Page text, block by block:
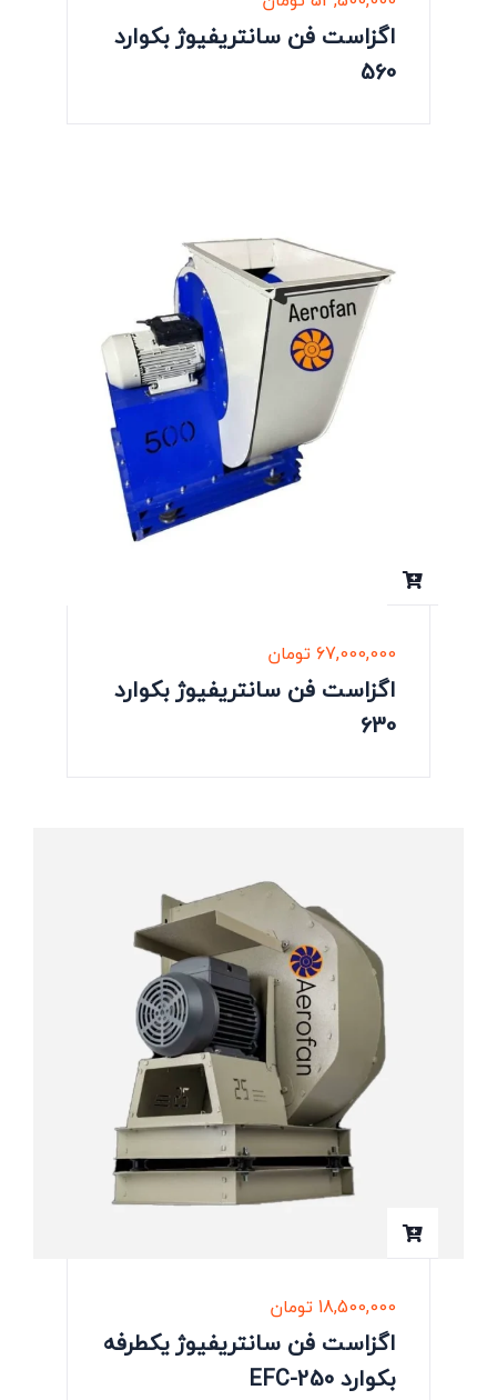
اگزاست فن سانتریفیوژ بکوارد
560
67,000,000تومان
اگزاست فن سانتریفیوژ بکوارد
630
18,500,000تومان
اگزاست فن سانتریفیوژ یکطرفه
بکوارد EFC-250